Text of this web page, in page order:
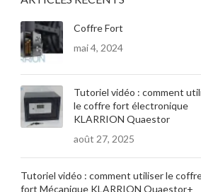
Coffre Fort
mai 4, 2024
Tutoriel vidéo : comment
le coffre fort électronique
KLARRION Quaestor
août 27, 2025
Tutoriel vidéo : comment utiliser le
fort Mécanique KLARRION Quaestor+